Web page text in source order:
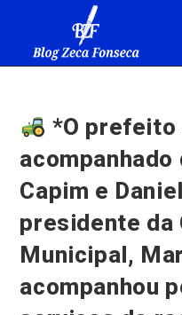
*O prefeito
Capim e
presidente da
Municipal,
acompanhou